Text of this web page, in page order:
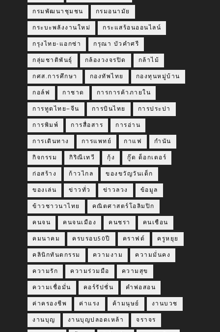
กรมพัฒนาชุมชน กรมอนามัย
กระบะพลังงานใหม่ กระแสร้อนออนไลน์
กรุงไทย-แอกซ่า กรุณา บัวคำศรี
กลุ่มชาติพันธุ์ กล้องวงจรปิด กล้าไม้
กศส.การศึกษา กองทัพไทย กองทุนหมู่บ้าน
กอล์ฟ กาชาด การการค้าภายใน
การทูตไทย–จีน การบินไทย การประปา
การพิมพ์ การสื่อสาร การอ่าน
การเดินทาง การแพทย์ กาแฟ กำนัน
กิจกรรม กิริณีเทวี กุ้ง กู๊ด ด็อกเตอร์
ก่อสร้าง ก้าวไกล ของขวัญวันเด็ก
ของเล่น ข่าวทั่ว ข่าวลวง ข้อมูล
ข้าวชาวนาไทย คณิตศาสตร์โอลิมปิก
คนจน คนจนเมือง คนชรา คนเชือน
คมนาคม ครบรอบ50ปี คราฟต์ ครูหยุย
คลินิกทันตกรรม ความงาม ความมั่นคง
ความรัก ความร่วมมือ ความสุข
ความเชื่อมั่น คอร์รัปชั่น คำพ่อสอน
ค่าครองชีพ ค่าแรง ค้ามนุษย์ งานบวช
งานบุญ งานบุญปลอดเหล้า จราจร